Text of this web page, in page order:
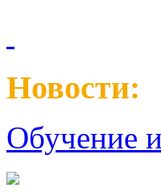
Новости:
Обучение